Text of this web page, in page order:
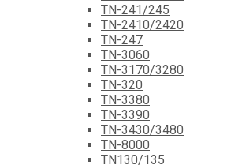
TN-241/245
TN-2410/2420
TN-247
TN-3060
TN-3170/3280
TN-320
TN-3380
TN-3390
TN-3430/3480
TN-8000
TN130/135